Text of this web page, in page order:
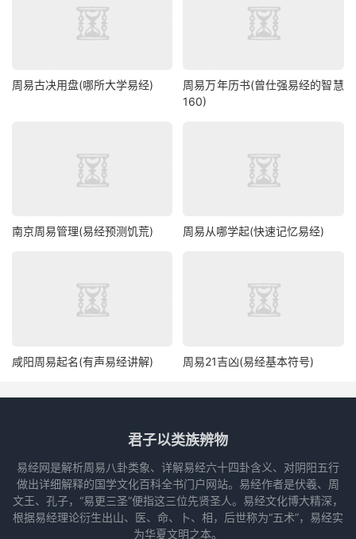
周易古决用盘(哪所大学易经)
周易万年历书(曾仕强易经的智慧
160)
南京周易管理(易经预测饥荒) 周易从哪学起(快速记忆易经)
咸阳周易起名(有声易经讲解) 周易21吉凶(易经基本符号)
君子以类族辨物
易经网是解析周易八卦类象、详解易经六十四卦含义、对阴阳五行
做出详细解释的国学文化百科全书门户网站。易经作者是伏羲、周
文王、孔子，“易更三圣”便指这三位先贤圣人。易经文化博大精深，
根据易经理论衍生出山、医、命、卜、相，后世称为“五术”，易经实
为华夏文明之本。